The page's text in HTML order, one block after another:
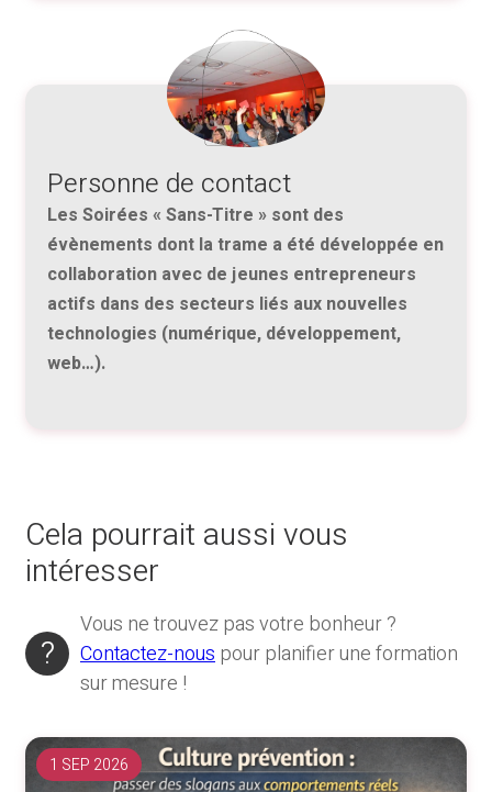
Personne de contact
Les Soirées « Sans-Titre » sont des
évènements dont la trame a été développée en
collaboration avec de jeunes entrepreneurs
actifs dans des secteurs liés aux nouvelles
technologies (numérique, développement,
web…).
Cela pourrait aussi vous
intéresser
Vous ne trouvez pas votre bonheur ?
Contactez-nouspour planifier une formation
sur mesure !
1 SEP 2026